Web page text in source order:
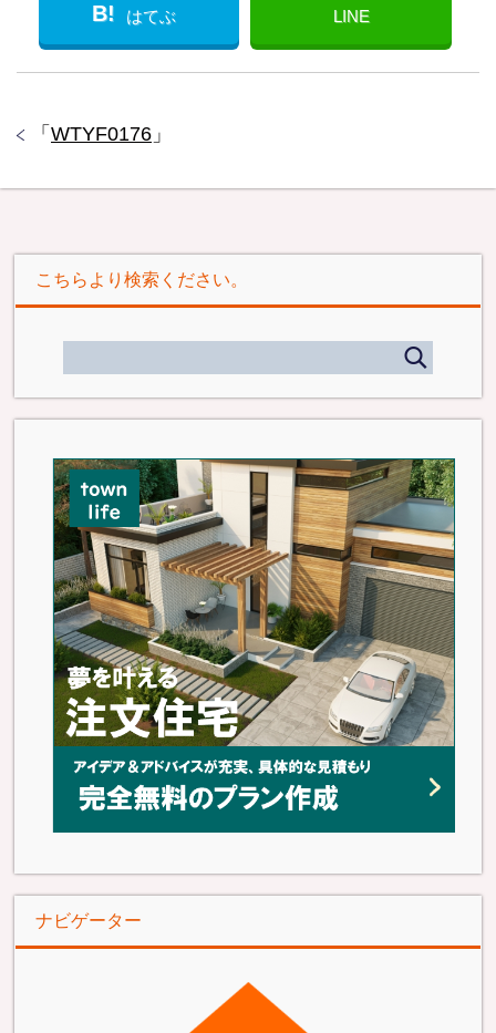
B! はてぶ LINE
「 WTYF0176 」
こちらより検索ください。
ナビゲーター